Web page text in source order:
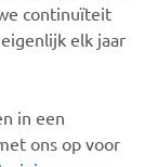
continuïteit
elk jaar
in een
ons op voor